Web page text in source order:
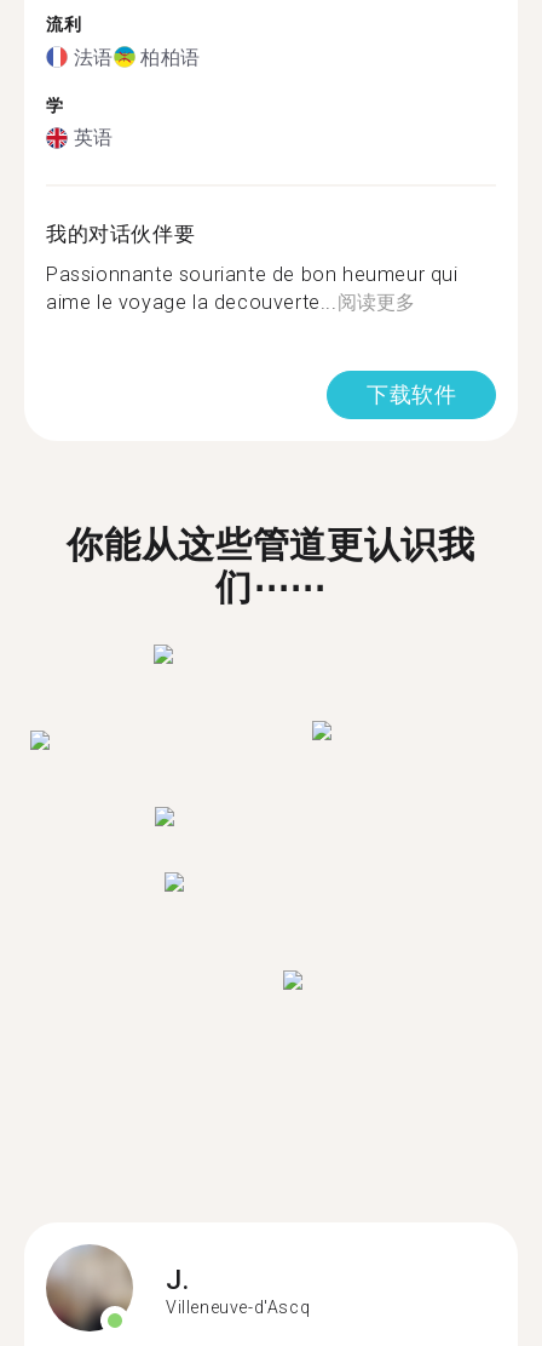
流利
法语 柏柏语
学
英语
我的对话伙伴要
Passionnante souriante de bon heumeur qui
aime le voyage la decouverte...阅读更多
下载软件
你能从这些管道更认识我
们⋯⋯
J.
Villeneuve-d'Ascq